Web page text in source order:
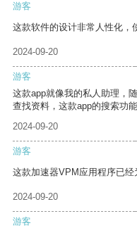
游客
这款软件的设计非常人性化，
2024-09-20
游客
这款app就像我的私人助理，
查找资料，这款app的搜索功
2024-09-20
游客
这款加速器VPM应用程序已经
2024-09-20
游客